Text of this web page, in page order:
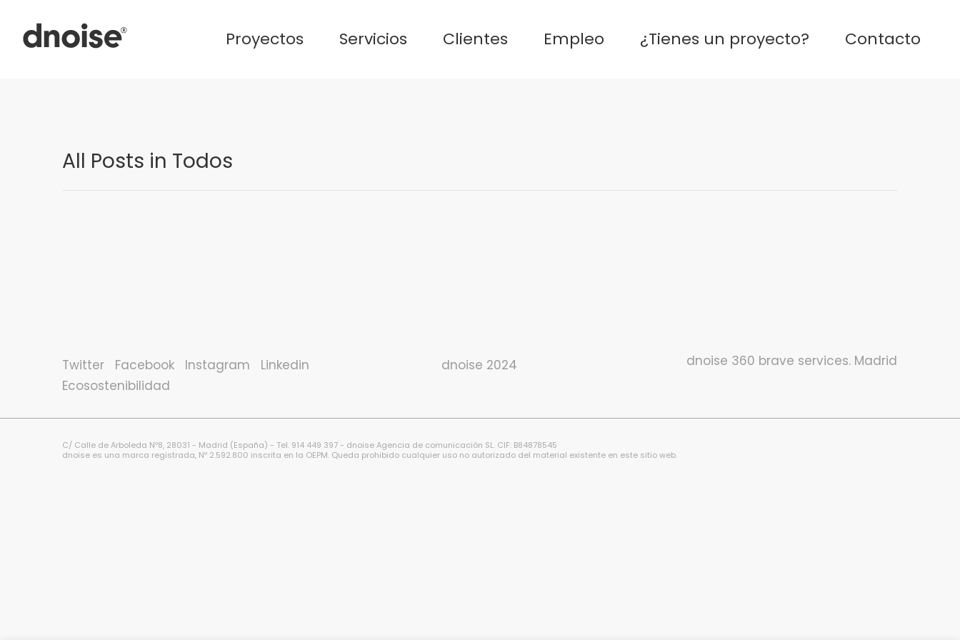
Proyectos Servicios Clientes Empleo ¿Tienes un proyecto? Contacto
All Posts in Todos
Twitter Facebook Instagram
Linkedin
Ecosostenibilidad
dnoise 2024 dnoise 360 brave services. Madrid
C/ Calle de Arboleda Nº8, 28031 - Madrid (España) - Tel. 914 449 397 - dnoise Agencia de comunicación SL. CIF: B84878545
dnoise es una marca registrada, Nº 2.592.800 inscrita en la OEPM. Queda prohibido cualquier uso no autorizado del material existente en este sitio web.